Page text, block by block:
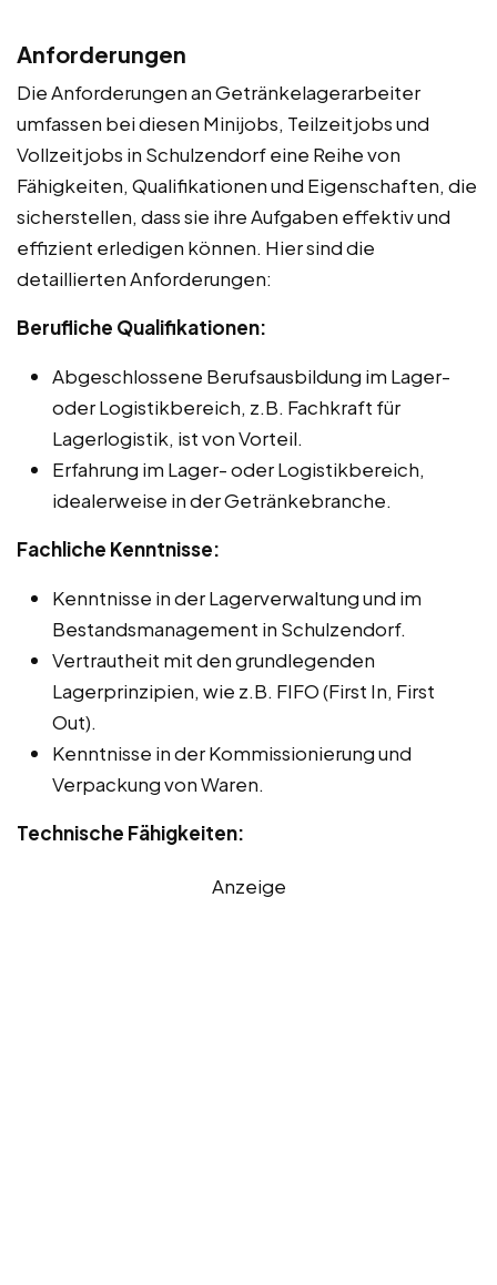
Anforderungen
Die Anforderungen an Getränkelagerarbeiter
umfassen bei diesen Minijobs, Teilzeitjobs und
Vollzeitjobs in Schulzendorf eine Reihe von
Fähigkeiten, Qualifikationen und Eigenschaften, die
sicherstellen, dass sie ihre Aufgaben effektiv und
effizient erledigen können. Hier sind die
detaillierten Anforderungen:
Berufliche Qualifikationen:
Abgeschlossene Berufsausbildung im Lager-
oder Logistikbereich, z.B. Fachkraft für
Lagerlogistik, ist von Vorteil.
Erfahrung im Lager- oder Logistikbereich,
idealerweise in der Getränkebranche.
Fachliche Kenntnisse:
Kenntnisse in der Lagerverwaltung und im
Bestandsmanagement in Schulzendorf.
Vertrautheit mit den grundlegenden
Lagerprinzipien, wie z.B. FIFO (First In, First
Out).
Kenntnisse in der Kommissionierung und
Verpackung von Waren.
Technische Fähigkeiten:
Anzeige